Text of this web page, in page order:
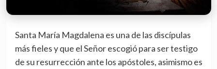
Santa María Magdalena es una de las discípulas
más fieles y que el Señor escogió para ser testigo
de su resurrección ante los apóstoles, asimismo es